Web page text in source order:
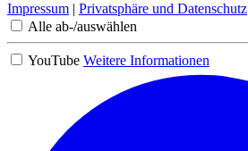
Impressum | Privatsphäre und Datenschutz
Alle ab-/auswählen
YouTube Weitere Informationen